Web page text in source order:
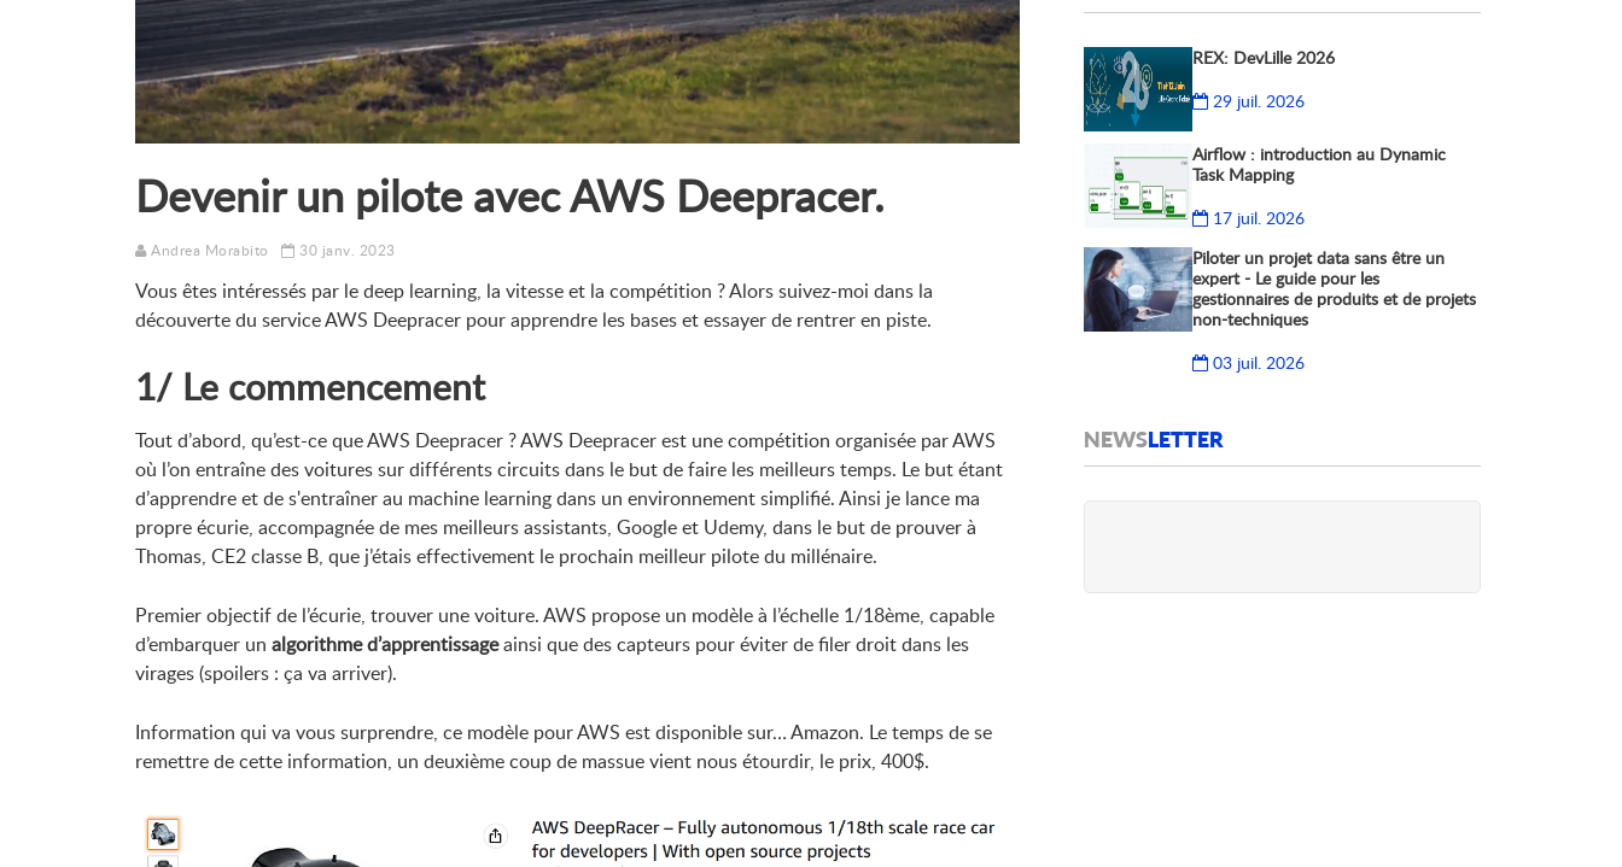
Devenir un pilote avec AWS Deepracer.
Andrea Morabito 30 janv. 2023
Vous êtes intéressés par le deep learning, la vitesse et la compétition ? Alors suivez-moi dans la
découverte du service AWS Deepracer pour apprendre les bases et essayer de rentrer en piste.
1/ Le commencement
Tout d’abord, qu’est-ce que AWS Deepracer ? AWS Deepracer est une compétition organisée par AWS
où l’on entraîne des voitures sur différents circuits dans le but de faire les meilleurs temps. Le but étant
d’apprendre et de s'entraîner au machine learning dans un environnement simplifié. Ainsi je lance ma
propre écurie, accompagnée de mes meilleurs assistants, Google et Udemy, dans le but de prouver à
Thomas, CE2 classe B, que j’étais effectivement le prochain meilleur pilote du millénaire.
Premier objectif de l’écurie, trouver une voiture. AWS propose un modèle à l’échelle 1/18ème, capable
d’embarquer un algorithme d’apprentissageainsi que des capteurs pour éviter de filer droit dans les
virages (spoilers : ça va arriver).
Information qui va vous surprendre, ce modèle pour AWS est disponible sur… Amazon. Le temps de se
remettre de cette information, un deuxième coup de massue vient nous étourdir, le prix, 400$.
REX: DevLille 2026
29 juil. 2026
Airflow : introduction au Dynamic
Task Mapping
17 juil. 2026
Piloter un projet data sans être un
expert - Le guide pour les
gestionnaires de produits et de projets
non-techniques
03 juil. 2026
NEWSLETTER